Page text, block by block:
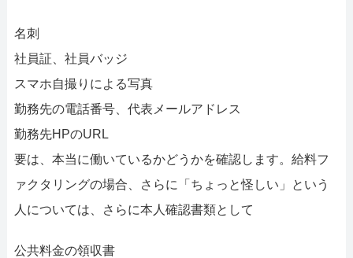
名刺
社員証、社員バッジ
スマホ自撮りによる写真
勤務先の電話番号、代表メールアドレス
勤務先HPのURL
要は、本当に働いているかどうかを確認します。給料フ
ァクタリングの場合、さらに「ちょっと怪しい」という
人については、さらに本人確認書類として
公共料金の領収書